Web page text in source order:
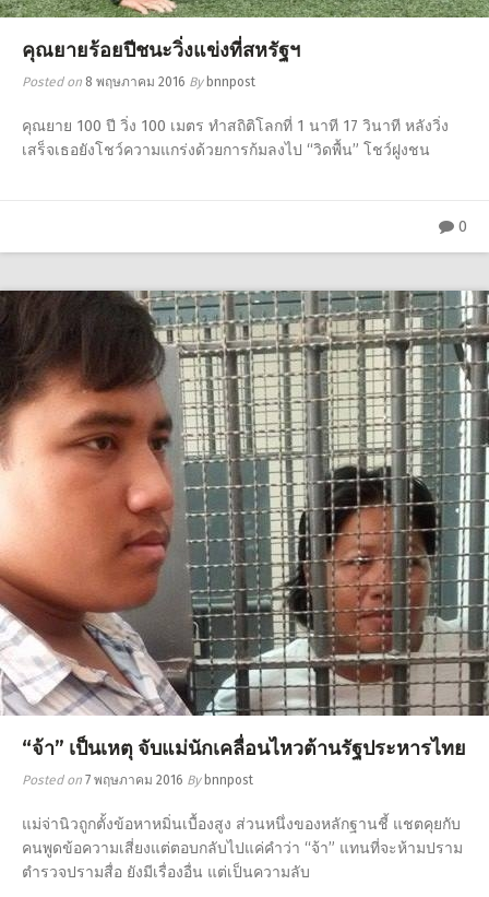
คุณยายร้อยปีชนะวิ่งแข่งที่สหรัฐฯ
Posted on 8 พฤษภาคม 2016 By bnnpost
คุณยาย 100 ปี วิ่ง 100 เมตร ทำสถิติโลกที่ 1 นาที 17 วินาที หลังวิ่ง
เสร็จเธอยังโชว์ความแกร่งด้วยการก้มลงไป “วิดพื้น” โชว์ฝูงชน
0
“จ้า” เป็นเหตุ จับแม่นักเคลื่อนไหวต้านรัฐประหารไทย
Posted on 7 พฤษภาคม 2016 By bnnpost
แม่จ่านิวถูกตั้งข้อหาหมิ่นเบื้องสูง ส่วนหนึ่งของหลักฐานชี้ แชตคุยกับ
คนพูดข้อความเสี่ยงแต่ตอบกลับไปแค่คำว่า “จ้า” แทนที่จะห้ามปราม
ตำรวจปรามสื่อ ยังมีเรื่องอื่น แต่เป็นความลับ